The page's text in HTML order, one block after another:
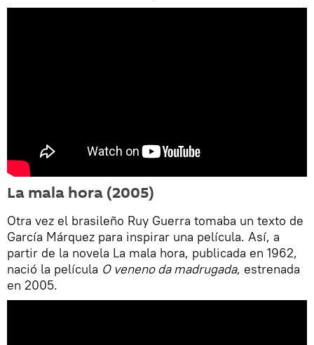
La mala hora (2005)
Otra vez el brasileño Ruy Guerra tomaba un texto de
García Márquez para inspirar una película. Así, a
partir de la novela La mala hora, publicada en 1962,
nació la película O veneno da madrugada, estrenada
en 2005.